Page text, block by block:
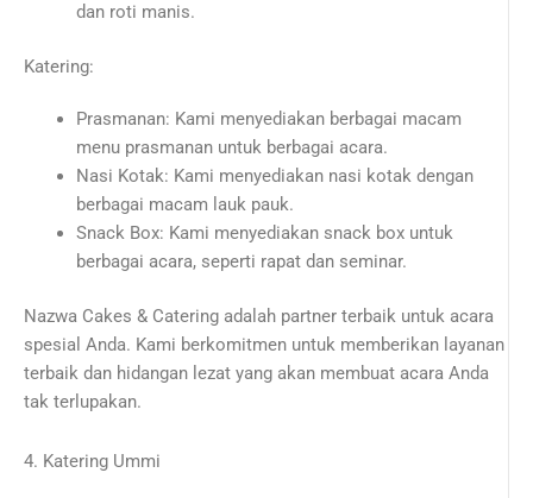
dan roti manis.
Katering:
Prasmanan: Kami menyediakan berbagai macam
menu prasmanan untuk berbagai acara.
Nasi Kotak: Kami menyediakan nasi kotak dengan
berbagai macam lauk pauk.
Snack Box: Kami menyediakan snack box untuk
berbagai acara, seperti rapat dan seminar.
Nazwa Cakes & Catering adalah partner terbaik untuk acara
spesial Anda. Kami berkomitmen untuk memberikan layanan
terbaik dan hidangan lezat yang akan membuat acara Anda
tak terlupakan.
4. Katering Ummi